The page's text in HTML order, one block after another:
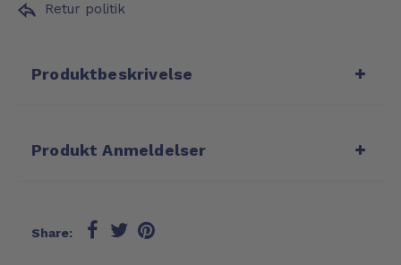
Retur politik
Produktbeskrivelse
Produkt Anmeldelser
Share: